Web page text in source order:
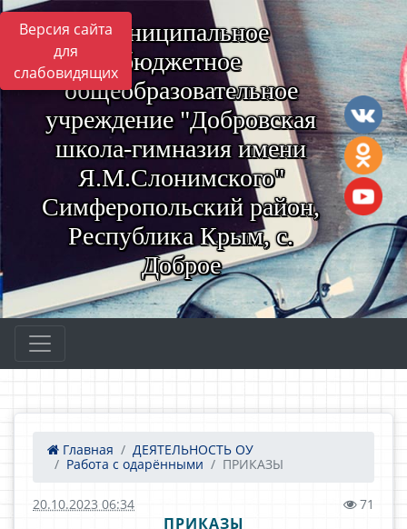
Версия сайта
для
слабовидящих
Муниципальное
бюджетное
общеобразовательное
учреждение "Добровская
школа-гимназия имени
Я.М.Слонимского"
Симферопольский район,
Республика Крым, с.
Доброе
Главная
ДЕЯТЕЛЬНОСТЬ ОУ
Работа с одарёнными
ПРИКАЗЫ
20.10.2023 06:34 71
ПРИКАЗЫ